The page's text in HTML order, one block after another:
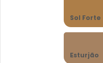
Sol Forte
Esturjão